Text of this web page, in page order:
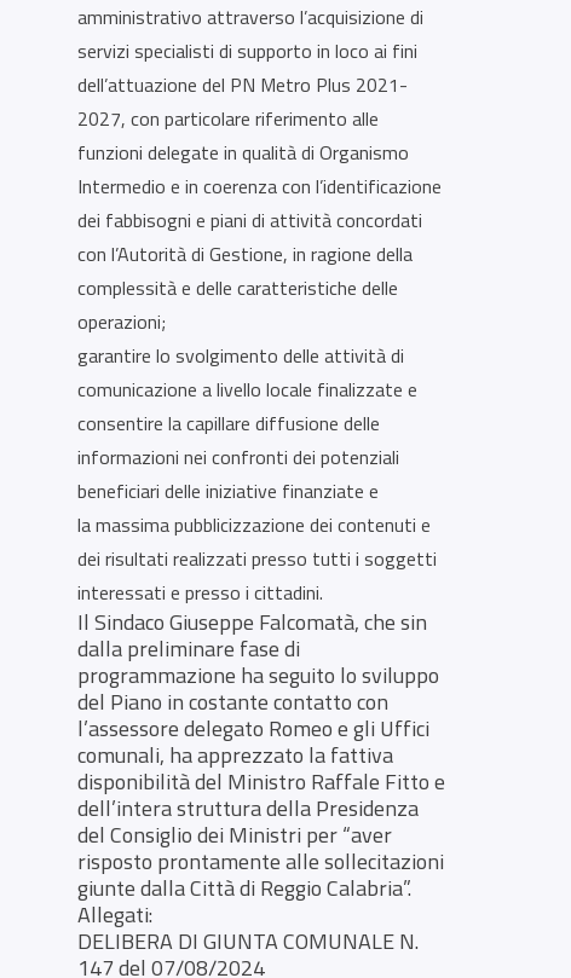
amministrativo attraverso l’acquisizione di
servizi specialisti di supporto in loco ai fini
dell’attuazione del PN Metro Plus 2021-
2027, con particolare riferimento alle
funzioni delegate in qualità di Organismo
Intermedio e in coerenza con l’identificazione
dei fabbisogni e piani di attività concordati
con l’Autorità di Gestione, in ragione della
complessità e delle caratteristiche delle
operazioni;
garantire lo svolgimento delle attività di
comunicazione a livello locale finalizzate e
consentire la capillare diffusione delle
informazioni nei confronti dei potenziali
beneficiari delle iniziative finanziate e
la massima pubblicizzazione dei contenuti e
dei risultati realizzati presso tutti i soggetti
interessati e presso i cittadini.
Il Sindaco Giuseppe Falcomatà, che sin
dalla preliminare fase di
programmazione ha seguito lo sviluppo
del Piano in costante contatto con
l’assessore delegato Romeo e gli Uffici
comunali, ha apprezzato la fattiva
disponibilità del Ministro Raffale Fitto e
dell’intera struttura della Presidenza
del Consiglio dei Ministri per “aver
risposto prontamente alle sollecitazioni
giunte dalla Città di Reggio Calabria”.
Allegati:
DELIBERA DI GIUNTA COMUNALE N.
147 del 07/08/2024